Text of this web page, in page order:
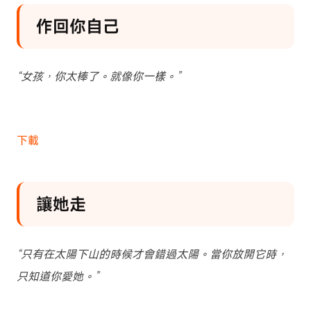
作回你自己
“女孩，你太棒了。就像你一樣。”
下載
讓她走
“只有在太陽下山的時候才會錯過太陽。當你放開它時，
只知道你愛她。”